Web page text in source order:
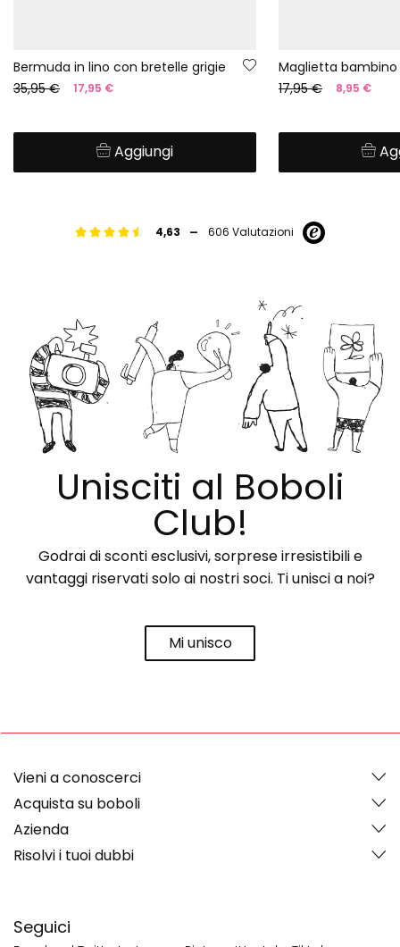
Bermuda in lino con bretelle grigie
35,95 €
17,95 €
Aggiungi
17,95 € 8,95 €
4,63 - 606 Valutazioni
Unisciti al Boboli
Club!
Godrai di sconti esclusivi, sorprese irresistibili e
vantaggi riservati solo ai nostri soci. Ti unisci a noi?
Mi unisco
Seguici
Vieni a conoscerci
Acquista su boboli
Azienda
Risolvi i tuoi dubbi